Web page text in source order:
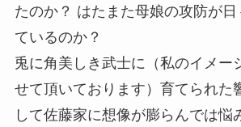
たのか？ はたまた母娘の攻防が
ているのか？
兎に角美しき武士に（私のイメー
せて頂いております）育てられた
して佐藤家に想像が膨らんでは悩